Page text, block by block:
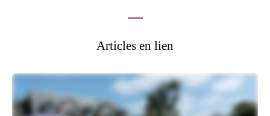
Articles en lien